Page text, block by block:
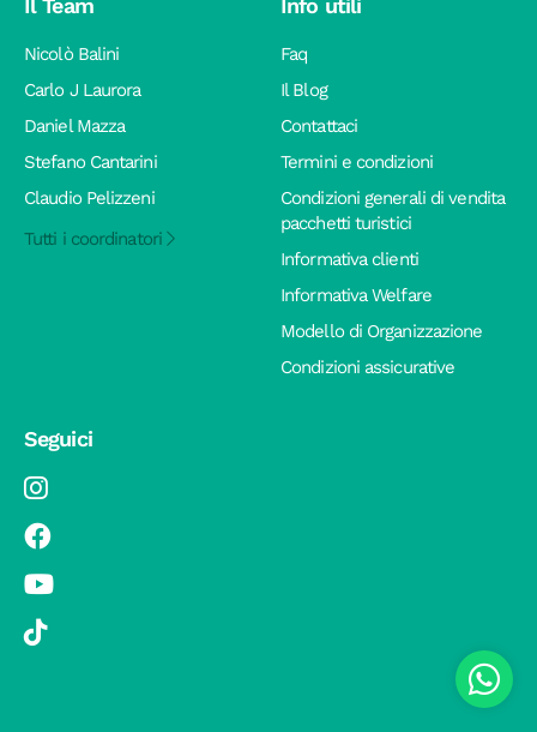
Il Team
Nicolò Balini
Carlo J Laurora
Daniel Mazza
Stefano Cantarini
Claudio Pelizzeni
Tutti i coordinatori
Info utili
Faq
Il Blog
Contattaci
Termini e condizioni
Condizioni generali di vendita
pacchetti turistici
Informativa clienti
Informativa Welfare
Modello di Organizzazione
Condizioni assicurative
Seguici